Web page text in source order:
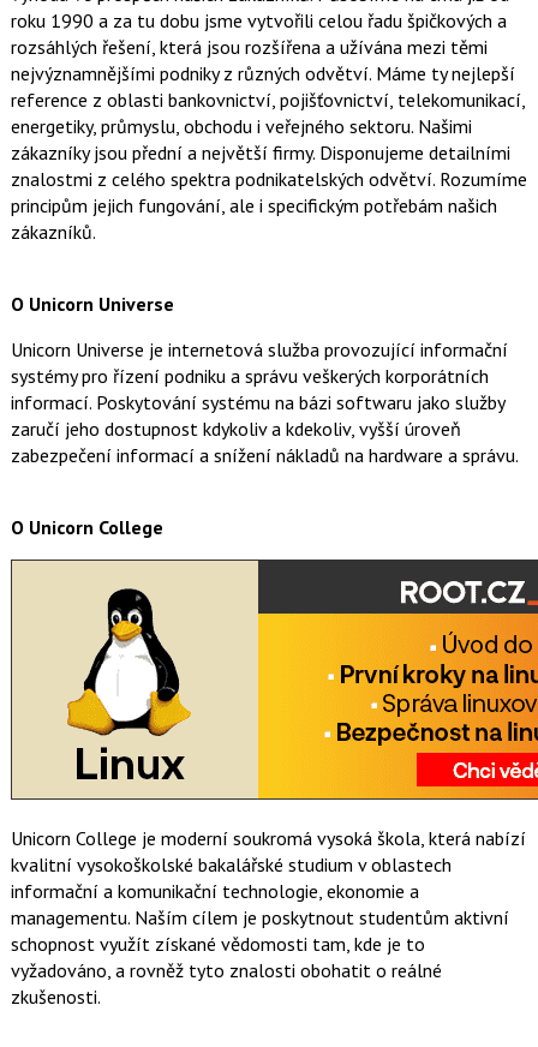
roku 1990 a za tu dobu jsme vytvořili celou řadu špičkových a
rozsáhlých řešení, která jsou rozšířena a užívána mezi těmi
nejvýznamnějšími podniky z různých odvětví. Máme ty nejlepší
reference z oblasti bankovnictví, pojišťovnictví, telekomunikací,
energetiky, průmyslu, obchodu i veřejného sektoru. Našimi
zákazníky jsou přední a největší firmy. Disponujeme detailními
znalostmi z celého spektra podnikatelských odvětví. Rozumíme
principům jejich fungování, ale i specifickým potřebám našich
zákazníků.
O Unicorn Universe
Unicorn Universe je internetová služba provozující informační
systémy pro řízení podniku a správu veškerých korporátních
informací. Poskytování systému na bázi softwaru jako služby
zaručí jeho dostupnost kdykoliv a kdekoliv, vyšší úroveň
zabezpečení informací a snížení nákladů na hardware a správu.
O Unicorn College
Unicorn College je moderní soukromá vysoká škola, která nabízí
kvalitní vysokoškolské bakalářské studium v oblastech
informační a komunikační technologie, ekonomie a
managementu. Naším cílem je poskytnout studentům aktivní
schopnost využít získané vědomosti tam, kde je to
vyžadováno, a rovněž tyto znalosti obohatit o reálné
zkušenosti.